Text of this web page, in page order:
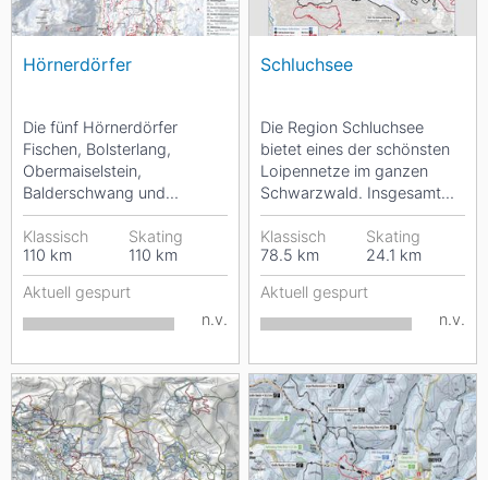
Hörnerdörfer
Die fünf Hörnerdörfer
Fischen, Bolsterlang,
Obermaiselstein,
Balderschwang und
Ofterschwang im Allgäu
bieten Langlaufvergnügen
auf über...
Klassisch
110 km
Skating
110 km
Aktuell gespurt
n.v.
Schluchsee
Die Region Schluchsee
bietet eines der schönsten
Loipennetze im ganzen
Schwarzwald. Insgesamt
stehen Langläufern hier
mehr als 100 Kilometer...
Klassisch
78.5 km
Skating
24.1 km
Aktuell gespurt
n.v.